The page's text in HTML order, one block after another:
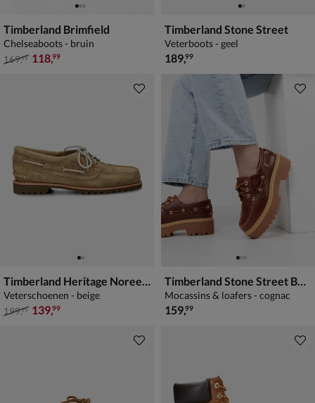
Timberland Brimfield
Chelseaboots - bruin
van € 169,99 voor € 118,99
169,99 118,99
Timberland Stone Street
Veterboots - geel
€ 189,99
189,99
Timberland Heritage Noreen 3-Eye Lug
Veterschoenen - beige
van € 199,99 voor € 139,99
199,99 139,99
Timberland Stone Street Boat Shoe
Mocassins & loafers - cognac
€ 159,99
159,99